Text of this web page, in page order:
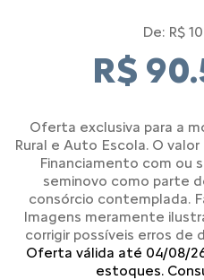
De: R$
R$
Oferta exclusiva para a
Rural e Auto Escola. O
Financiamento com ou
seminovo como parte
consórcio contemplada.
Imagens meramente
corrigir possíveis erros de
Oferta válida até 04/08/
estoques.